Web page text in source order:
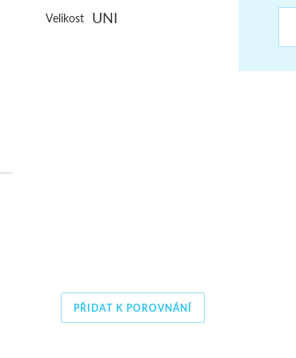
Velikost UNI
PŘIDAT K POROVNÁNÍ